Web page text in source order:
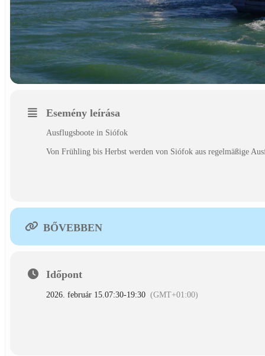
Esemény leírása
Ausflugsboote in Siófok
Von Frühling bis Herbst werden von Siófok aus regelmäßige
BŐVEBBEN
Időpont
2026. február 15. 07:30-19:30 (GMT+01:00)